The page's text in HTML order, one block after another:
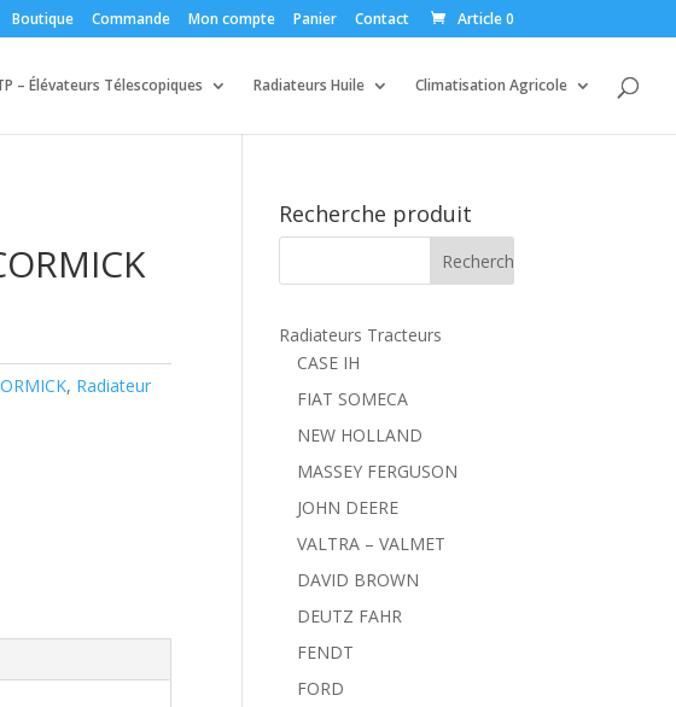
Boutique Commande Mon compte Panier Contact Article 0
– Élévateurs Télescopiques Radiateurs Huile Climatisation Agricole
, Radiateur
Recherche produit
Radiateurs Tracteurs
CASE IH
FIAT SOMECA
NEW HOLLAND
MASSEY FERGUSON
JOHN DEERE
VALTRA – VALMET
DAVID BROWN
DEUTZ FAHR
FENDT
FORD